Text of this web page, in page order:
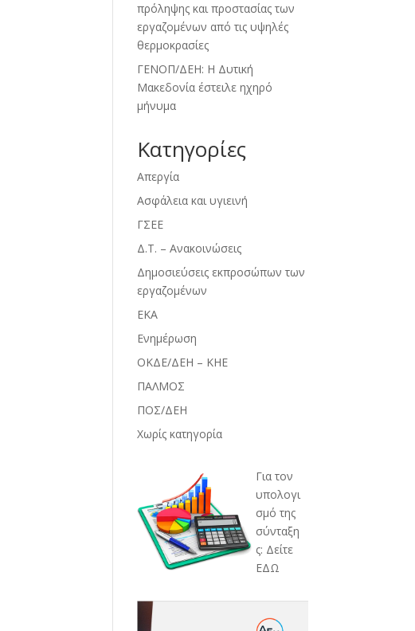
πρόληψης και προστασίας των
εργαζομένων από τις υψηλές
θερμοκρασίες
ΓΕΝΟΠ/ΔΕΗ: Η Δυτική
Μακεδονία έστειλε ηχηρό
μήνυμα
Kατηγορίες
Απεργία
Ασφάλεια και υγιεινή
ΓΣΕΕ
Δ.Τ. – Ανακοινώσεις
Δημοσιεύσεις εκπροσώπων των
εργαζομένων
ΕΚΑ
Ενημέρωση
ΟΚΔΕ/ΔΕΗ – ΚΗΕ
ΠΑΛΜΟΣ
ΠΟΣ/ΔΕΗ
Χωρίς κατηγορία
Για τον
υπολογι
σμό της
σύνταξη
ς: Δείτε
ΕΔΩ